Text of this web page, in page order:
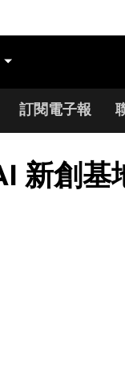
訂閱電子報
新創基